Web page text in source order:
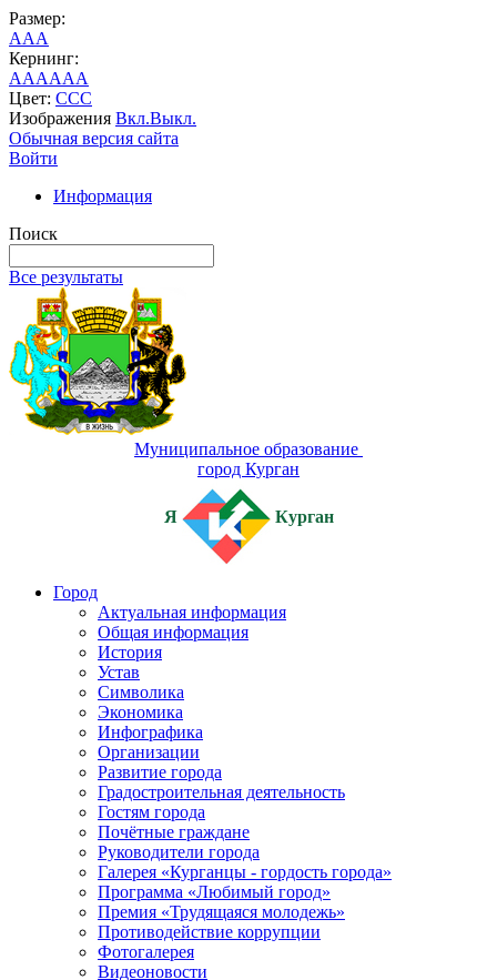
Размер:
AAA
Кернинг:
AAAAAA
Цвет: CCC
Изображения Вкл.Выкл.
Обычная версия сайта
Войти
Информация
Поиск
Все результаты
Муниципальное образование
город Курган
Я Курган
Город
Актуальная информация
Общая информация
История
Устав
Символика
Экономика
Инфографика
Организации
Развитие города
Градостроительная деятельность
Гостям города
Почётные граждане
Руководители города
Галерея «Курганцы - гордость города»
Программа «Любимый город»
Премия «Трудящаяся молодежь»
Противодействие коррупции
Фотогалерея
Видеоновости